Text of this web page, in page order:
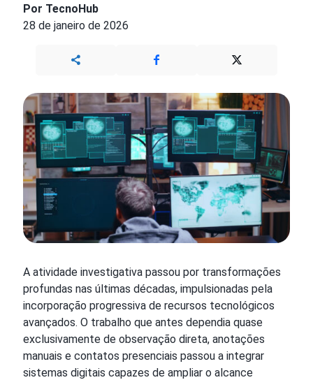
Por TecnoHub
28 de janeiro de 2026
A atividade investigativa passou por transformações
profundas nas últimas décadas, impulsionadas pela
incorporação progressiva de recursos tecnológicos
avançados. O trabalho que antes dependia quase
exclusivamente de observação direta, anotações
manuais e contatos presenciais passou a integrar
sistemas digitais capazes de ampliar o alcance